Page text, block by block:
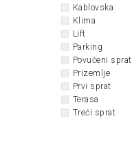
Kablovska
Klima
Lift
Parking
Povučeni sprat
Prizemlje
Prvi sprat
Terasa
Treći sprat